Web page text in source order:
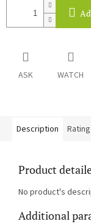
ASK WATCH
Description Rating
Product
No product's
Additional